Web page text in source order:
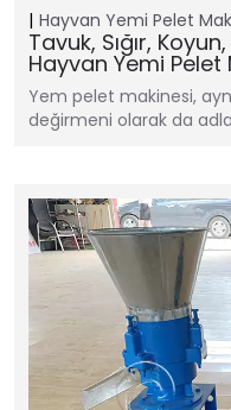
Hayvan Yemi Pelet
Tavuk, Sığır,
Hayvan Yemi Pelet
Yem pelet makinesi,
değirmeni olarak da